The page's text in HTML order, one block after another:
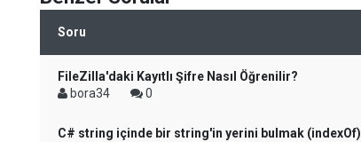
Soru
FileZilla'daki Kayıtlı Şifre Nasıl Öğrenilir?
bora34
0
C# string içinde bir string'in yerini bulmak (indexOf)